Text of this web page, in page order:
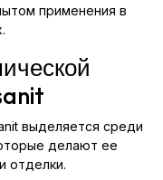
применения в
выделяется среди
делают ее
отделки.